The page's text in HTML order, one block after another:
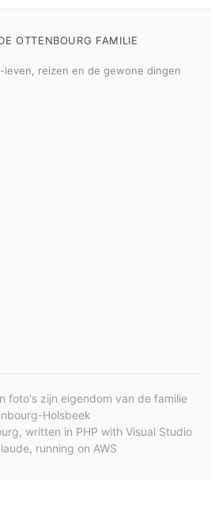
OTTENBOURG FAMILIE
leven, reizen en de gewone dingen
foto's zijn eigendom van de familie
Holsbeek
written in PHP with Visual Studio
running on AWS